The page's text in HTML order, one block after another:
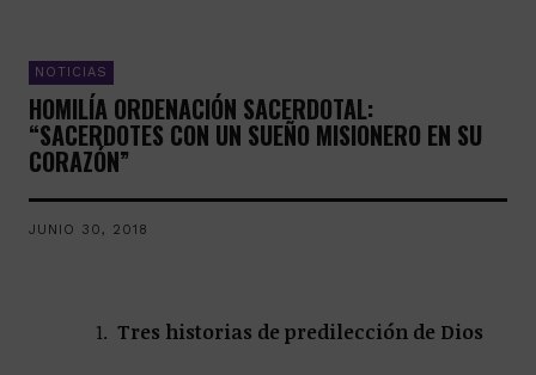
NOTICIAS
HOMILÍA ORDENACIÓN SACERDOTAL:
“SACERDOTES CON UN SUEÑO MISIONERO EN SU
CORAZÓN”
JUNIO 30, 2018
Tres historias de predilección de Dios